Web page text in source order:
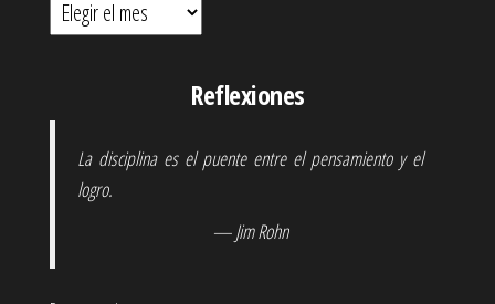
Reflexiones
La disciplina es el puente entre el pensamiento y el
logro.
— Jim Rohn